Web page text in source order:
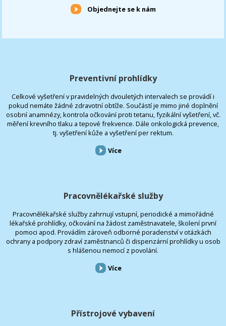
Objednejte se k nám
Preventivní prohlídky
Celkové vyšetření v pravidelných dvouletých intervalech se provádí i
pokud nemáte žádné zdravotní obtíže. Součástí je mimo jiné doplnění
osobní anamnézy, kontrola očkování proti tetanu, fyzikální vyšetření, vč.
měření krevního tlaku a tepové frekvence. Dále onkologická prevence,
tj. vyšetření kůže a vyšetření per rektum.
Více
Pracovnělékařské služby
Pracovnělékařské služby zahrnují vstupní, periodické a mimořádné
lékařské prohlídky, očkování na žádost zaměstnavatele, školení první
pomoci apod. Provádím zároveň odborné poradenství v otázkách
ochrany a podpory zdraví zaměstnanců či dispenzární prohlídky u osob
s hlášenou nemocí z povolání.
Více
Přístrojové vybavení